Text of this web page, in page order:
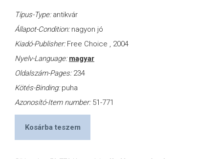
Típus-Type: antikvár
Állapot-Condition: nagyon jó
Kiadó-Publisher: Free Choice , 2004
Nyelv-Language: magyar
Oldalszám-Pages: 234
Kötés-Binding: puha
Azonosító-Item number: 51-771
Kosárba teszem